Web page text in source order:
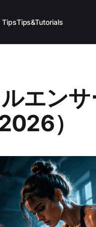
TipsTips&Tutorials
エン
）